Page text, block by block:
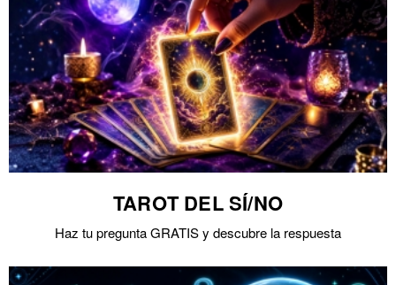
TAROT DEL SÍ/NO
Haz tu pregunta GRATIS y descubre la respuesta